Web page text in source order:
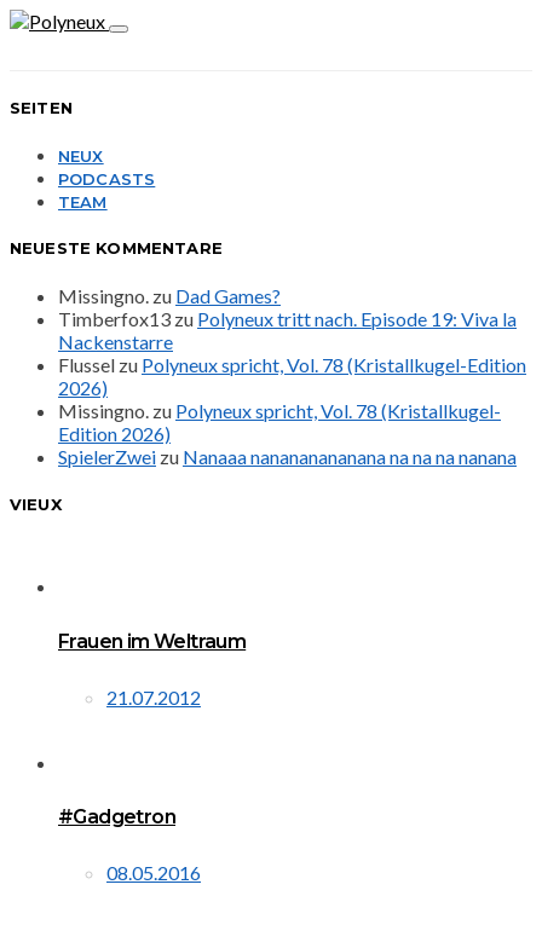
SEITEN
NEUX
PODCASTS
TEAM
NEUESTE KOMMENTARE
Missingno. zu Dad Games?
Timberfox13 zu Polyneux tritt nach. Episode 19: Viva la
Nackenstarre
Flussel zu Polyneux spricht, Vol. 78 (Kristallkugel-Edition
2026)
Missingno. zu Polyneux spricht, Vol. 78 (Kristallkugel-
Edition 2026)
SpielerZwei zu Nanaaa nanananananana na na na nanana
VIEUX
Frauen im Weltraum
21.07.2012
#Gadgetron
08.05.2016